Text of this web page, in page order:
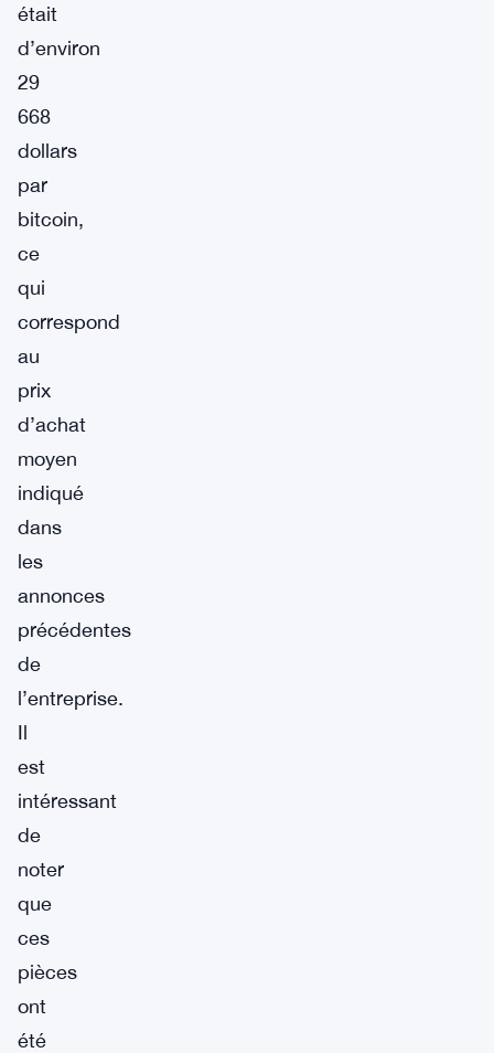
était
d’environ
29
668
dollars
par
bitcoin,
ce
qui
correspond
au
prix
d’achat
moyen
indiqué
dans
les
annonces
précédentes
de
l’entreprise.
Il
est
intéressant
de
noter
que
ces
pièces
ont
été